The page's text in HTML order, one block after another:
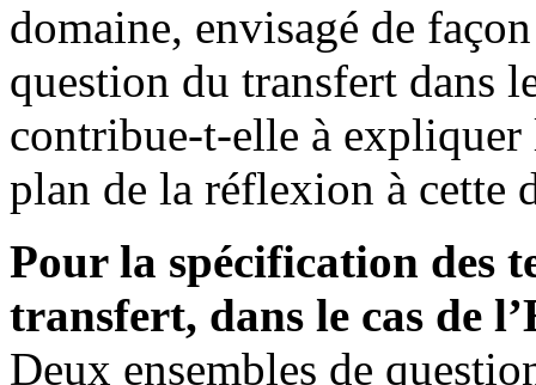
domaine, envisagé de
question du transfert dans
contribue-t-elle à expliquer
plan de la réflexion à cette
Pour la spécification des
transfert, dans le cas de
Deux ensembles de